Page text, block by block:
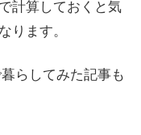
計算しておくと気
ります。
らしてみた記事も